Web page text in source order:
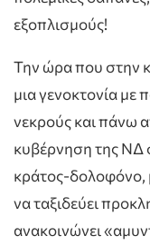
εξοπλισμούς!
Την ώρα που στην
μια γενοκτονία
νεκρούς και πάνω
κυβέρνηση της ΝΔ
κράτος-
να ταξιδεύει
ανακοινώνει